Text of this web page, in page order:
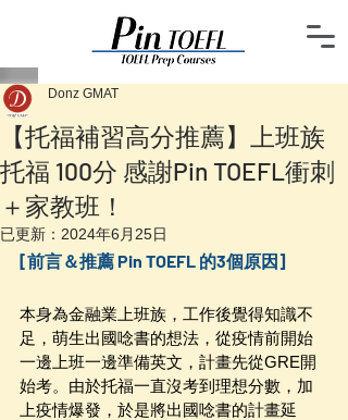
【托福補習高分推薦】上班族
托福 100分 感謝Pin TOEFL衝刺
＋家教班！
Donz GMAT
已更新： 2024年6月25日
[前言＆推薦 Pin TOEFL 的3個原因]
本身為金融業上班族，工作後覺得知識不
足，萌生出國唸書的想法，從疫情前開始
一邊上班一邊準備英文，計畫先從GRE開
始考。由於托福一直沒考到理想分數，加
上疫情爆發，於是將出國唸書的計畫延